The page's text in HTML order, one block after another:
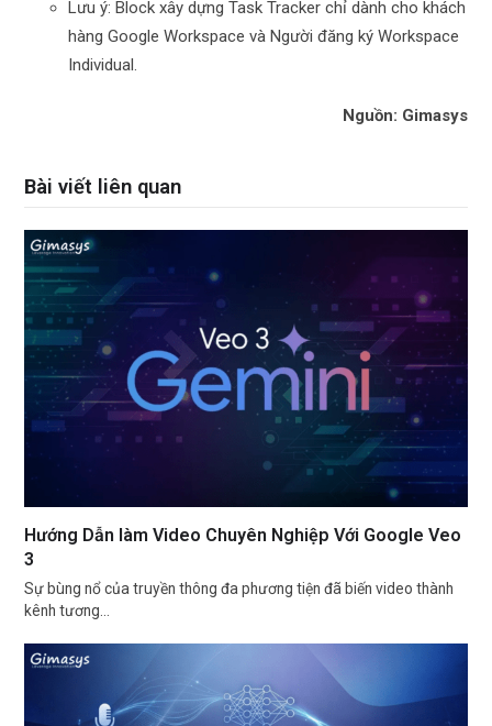
Lưu ý: Block xây dựng Task Tracker chỉ dành cho khách
hàng Google Workspace và Người đăng ký Workspace
Individual.
Nguồn: Gimasys
Bài viết liên quan
Hướng Dẫn làm Video Chuyên Nghiệp Với Google Veo
3
Sự bùng nổ của truyền thông đa phương tiện đã biến video thành
kênh tương…